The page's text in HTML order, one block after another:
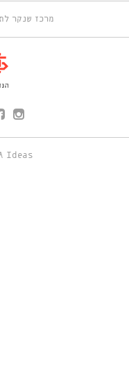
מרכז שנקר
Ideas